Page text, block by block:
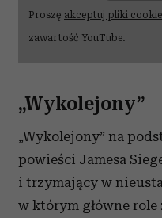
Proszę akceptuj pliki
zawartość YouTube.
„Wykolejony”
„Wykolejony” na
powieści Jamesa
i trzymający w
w którym główne